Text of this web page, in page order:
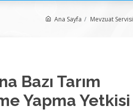
Ana Sayfa Mevzuat Servisi
Bazı Tarım
Yapma Yetkisi